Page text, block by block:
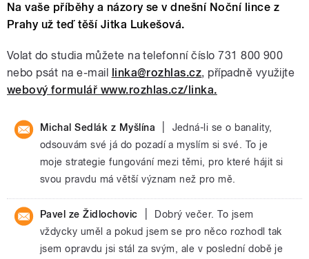
Na vaše příběhy a názory se v dnešní Noční lince z
Prahy už teď těší Jitka Lukešová.
Volat do studia můžete na telefonní číslo 731 800 900
nebo psát na e-mail linka@rozhlas.cz, případně využijte
webový formulář www.rozhlas.cz/linka.
Michal Sedlák z Myšlína
Jedná-li se o banality,
odsouvám své já do pozadí a myslím si své. To je
moje strategie fungování mezi těmi, pro které hájit si
svou pravdu má větší význam než pro mě.
Pavel ze Židlochovic
Dobrý večer. To jsem
vždycky uměl a pokud jsem se pro něco rozhodl tak
jsem opravdu jsi stál za svým, ale v poslední době je